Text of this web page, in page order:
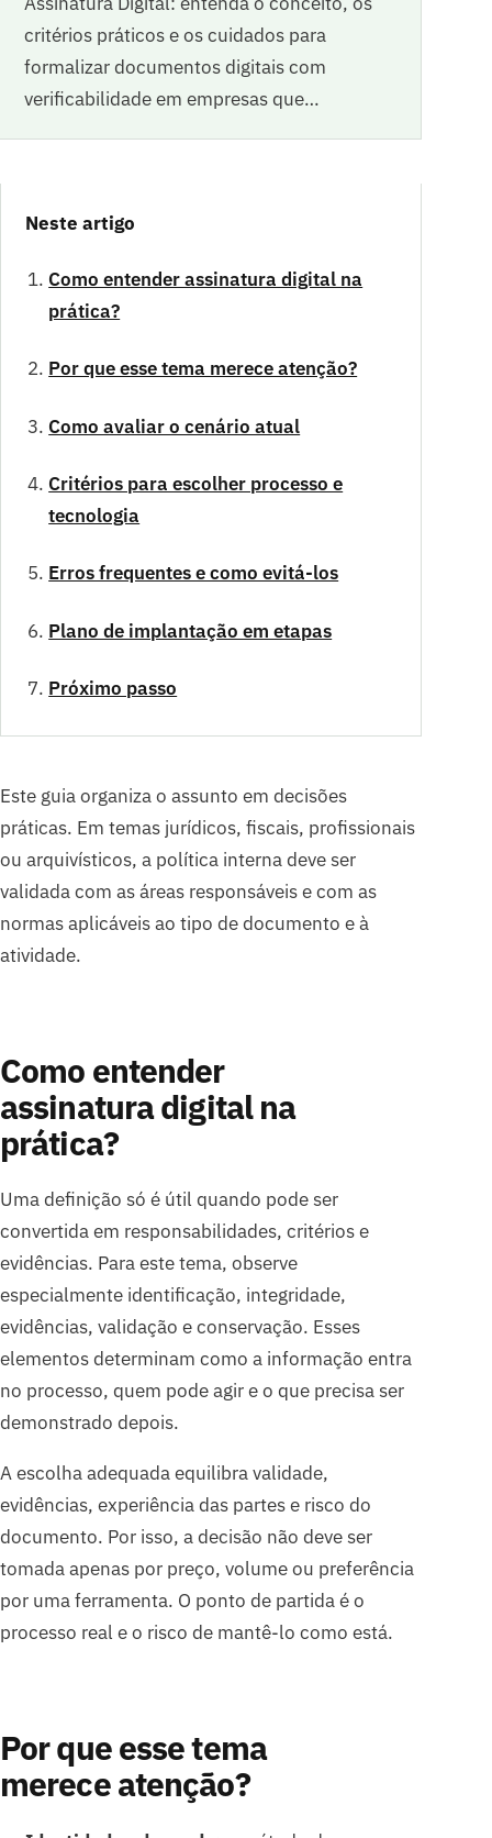
critérios práticos e os cuidados para
formalizar documentos digitais com
verificabilidade em empresas que…
Neste artigo
Como entender assinatura digital na
prática?
Por que esse tema merece atenção?
Como avaliar o cenário atual
Critérios para escolher processo e
tecnologia
Erros frequentes e como evitá-los
Plano de implantação em etapas
Próximo passo
Este guia organiza o assunto em decisões
práticas. Em temas jurídicos, fiscais, profissionais
ou arquivísticos, a política interna deve ser
validada com as áreas responsáveis e com as
normas aplicáveis ao tipo de documento e à
atividade.
Como entender
assinatura digital na
prática?
Uma definição só é útil quando pode ser
convertida em responsabilidades, critérios e
evidências. Para este tema, observe
especialmente identificação, integridade,
evidências, validação e conservação. Esses
elementos determinam como a informação entra
no processo, quem pode agir e o que precisa ser
demonstrado depois.
A escolha adequada equilibra validade,
evidências, experiência das partes e risco do
documento. Por isso, a decisão não deve ser
tomada apenas por preço, volume ou preferência
por uma ferramenta. O ponto de partida é o
processo real e o risco de mantê-lo como está.
Por que esse tema
merece atenção?